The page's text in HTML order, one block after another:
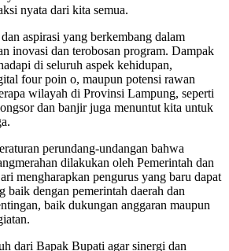
nyata dari kita semua.
aspirasi yang berkembang dalam
inovasi dan terobosan program. Dampak
di seluruh aspek kehidupan,
four poin o, maupun potensi rawan
wilayah di Provinsi Lampung, seperti
dan banjir juga menuntut kita untuk
perundang-undangan bahwa
dilakukan oleh Pemerintah dan
mengharapkan pengurus yang baru dapat
baik dengan pemerintah daerah dan
baik dukungan anggaran maupun
dari Bapak Bupati agar sinergi dan